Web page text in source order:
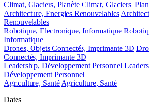
Climat, Glaciers, Planète Climat, Glaciers,
Architecture, Energies Renouvelables
Renouvelables
Robotique, Electronique, Informatique
Informatique
Drones, Objets Connectés, Imprimante 3D
Connectés, Imprimante 3D
Leadership, Développement Personnel
Développement Personnel
Agriculture, Santé Agriculture, Santé
Dates